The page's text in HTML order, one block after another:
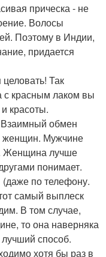
прическа - не
Волосы
Поэтому в Индии,
придается
Так
с красным лаком вы
красоты.
обмен
женщин. Мужчине
Женщина лучше
понимает.
по телефону.
самый выплеск
В том случае,
то она наверняка
способ.
хотя бы раз в